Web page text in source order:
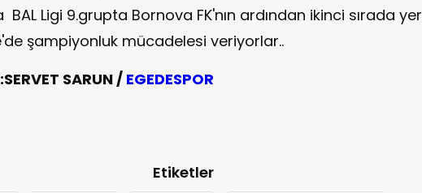
BAL Ligi 9.grupta Bornova FK'nın ardından ikinci sırada yer
şampiyonluk mücadelesi veriyorlar..
SARUN / EGEDESPOR
Etiketler